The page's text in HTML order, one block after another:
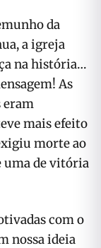
da
a igreja
na história…
As
eram
mais efeito
morte ao
uma de vitória
com o
nossa ideia